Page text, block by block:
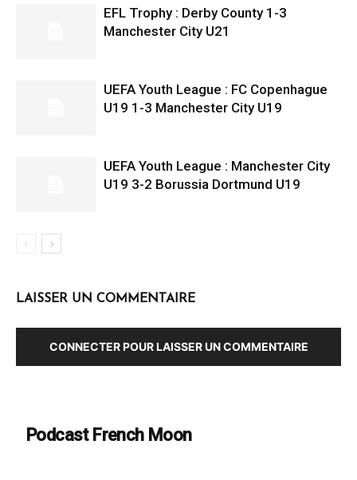
EFL Trophy : Derby County 1-3
Manchester City U21
UEFA Youth League : FC Copenhague
U19 1-3 Manchester City U19
UEFA Youth League : Manchester City
U19 3-2 Borussia Dortmund U19
LAISSER UN COMMENTAIRE
CONNECTER POUR LAISSER UN COMMENTAIRE
Podcast French Moon